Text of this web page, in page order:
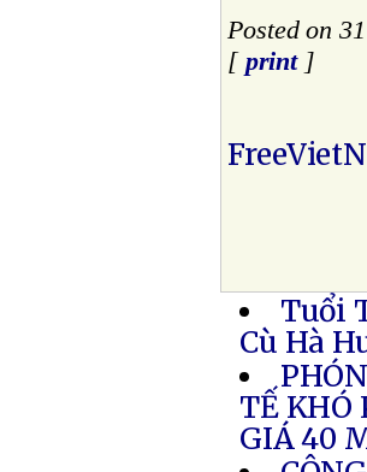
Posted on
[ print]
Tuổi
Cù Hà
TẾ KHÓ
GIÁ 40